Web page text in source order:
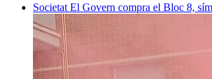
Societat El Govern compra el Bloc 8,